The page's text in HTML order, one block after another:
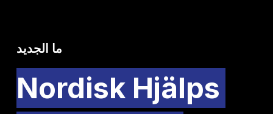
ما الجديد
Nordisk Hjälps